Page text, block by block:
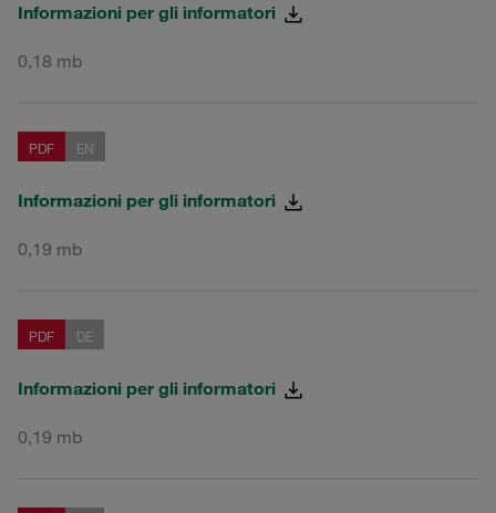
Informazioni per gli informatori
0,18 mb
PDF EN
Informazioni per gli informatori
0,19 mb
PDF DE
Informazioni per gli informatori
0,19 mb